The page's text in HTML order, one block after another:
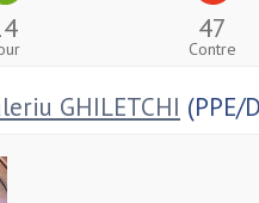
47
Contre
GHILETCHI (PPE/